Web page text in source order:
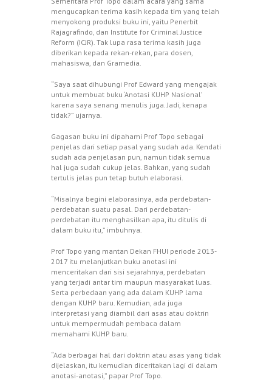
mengucapkan terima kasih kepada tim yang telah
menyokong produksi buku ini, yaitu Penerbit
Rajagrafindo, dan Institute for Criminal Justice
Reform (ICJR). Tak lupa rasa terima kasih juga
diberikan kepada rekan-rekan, para dosen,
mahasiswa, dan Gramedia.
“Saya saat dihubungi Prof Edward yang mengajak
untuk membuat buku ‘Anotasi KUHP Nasional’
karena saya senang menulis juga. Jadi, kenapa
tidak?” ujarnya.
Gagasan buku ini dipahami Prof Topo sebagai
penjelas dari setiap pasal yang sudah ada. Kendati
sudah ada penjelasan pun, namun tidak semua
hal juga sudah cukup jelas. Bahkan, yang sudah
tertulis jelas pun tetap butuh elaborasi.
“Misalnya begini elaborasinya, ada perdebatan-
perdebatan suatu pasal. Dari perdebatan-
perdebatan itu menghasilkan apa, itu ditulis di
dalam buku itu,” imbuhnya.
Prof Topo yang mantan Dekan FHUI periode 2013-
2017 itu melanjutkan buku anotasi ini
menceritakan dari sisi sejarahnya, perdebatan
yang terjadi antar tim maupun masyarakat luas.
Serta perbedaan yang ada dalam KUHP lama
dengan KUHP baru. Kemudian, ada juga
interpretasi yang diambil dari asas atau doktrin
untuk mempermudah pembaca dalam
memahami KUHP baru.
“Ada berbagai hal dari doktrin atau asas yang tidak
dijelaskan, itu kemudian diceritakan lagi di dalam
anotasi-anotasi,” papar Prof Topo.